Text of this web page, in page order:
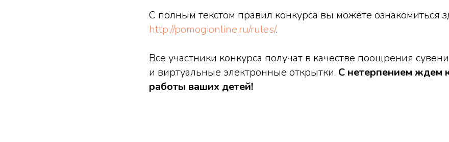
С полным текстом правил конкурса вы можете ознакомиться
http://pomogionline.ru/rules/.
Все участники конкурса получат в качестве поощрения
и виртуальные электронные открытки. С нетерпением ждем
работы ваших детей!